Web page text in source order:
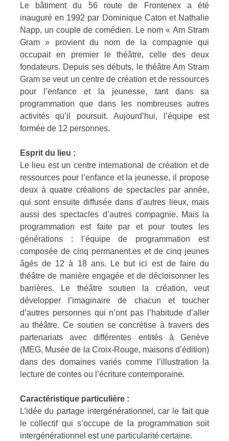
Le bâtiment du 56 route de Frontenex a été
inauguré en 1992 par Dominique Caton et Nathalie
Napp, un couple de comédien. Le nom « Am Stram
Gram » provient du nom de la compagnie qui
occupait en premier le théâtre, celle des deux
fondateurs. Depuis ses débuts, le théâtre Am Stram
Gram se veut un centre de création et de ressources
pour l’enfance et la jeunesse, tant dans sa
programmation que dans les nombreuses autres
activités qu’il poursuit. Aujourd’hui, l’équipe est
formée de 12 personnes.
Esprit du lieu :
Le lieu est un centre international de création et de
ressources pour l’enfance et la jeunesse, il propose
deux à quatre créations de spectacles par année,
qui sont ensuite diffusée dans d’autres lieux, mais
aussi des spectacles d’autres compagnie. Mais la
programmation est faite par et pour toutes les
générations : l’équipe de programmation est
composée de cinq permanent.es et de cinq jeunes
âgés de 12 à 18 ans. Le but ici est de faire du
théâtre de manière engagée et de décloisonner les
barrières. Le théâtre soutien la création, veut
développer l’imaginaire de chacun et toucher
d’autres personnes qui n’ont pas l’habitude d’aller
au théâtre. Ce soutien se concrétise à travers des
partenariats avec différentes entités à Genève
(MEG, Musée de la Croix-Rouge, maisons d’édition)
dans des domaines variés comme l’illustration la
lecture de contes ou l’écriture contemporaine.
Caractéristique particulière :
L’idée du partage intergénérationnel, car le fait que
le collectif qui s’occupe de la programmation soit
intergénérationnel est une particularité certaine.